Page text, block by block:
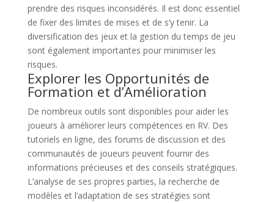
prendre des risques inconsidérés. Il est donc essentiel
de fixer des limites de mises et de s’y tenir. La
diversification des jeux et la gestion du temps de jeu
sont également importantes pour minimiser les
risques.
Explorer les Opportunités de
Formation et d’Amélioration
De nombreux outils sont disponibles pour aider les
joueurs à améliorer leurs compétences en RV. Des
tutoriels en ligne, des forums de discussion et des
communautés de joueurs peuvent fournir des
informations précieuses et des conseils stratégiques.
L’analyse de ses propres parties, la recherche de
modèles et l’adaptation de ses stratégies sont